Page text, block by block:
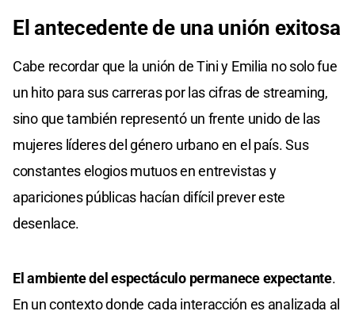
El antecedente de una unión exitosa
Cabe recordar que la unión de Tini y Emilia no solo fue
un hito para sus carreras por las cifras de streaming,
sino que también representó un frente unido de las
mujeres líderes del género urbano en el país. Sus
constantes elogios mutuos en entrevistas y
apariciones públicas hacían difícil prever este
desenlace.
El ambiente del espectáculo permanece expectante.
En un contexto donde cada interacción es analizada al